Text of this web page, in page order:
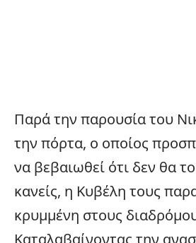
Παρά την παρουσία του
την πόρτα, ο οποίος
να βεβαιωθεί ότι δεν θα
κανείς, η Κυβέλη τους
κρυμμένη στους
Καταλαβαίνοντας την